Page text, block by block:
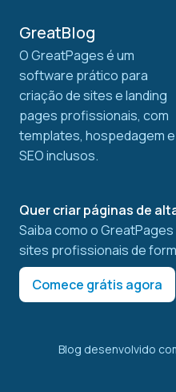
GreatBlog
O GreatPages é um
software prático para
criação de sites e landing
pages profissionais, com
templates, hospedagem e
SEO inclusos.
Quer criar páginas de
Saiba como o
sites profissionais de
Comece grátis agora
Blog desenvolvido